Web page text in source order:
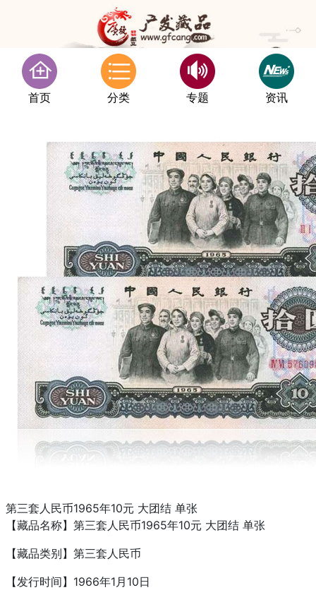
首页 分类 专题 资讯
第三套人民币1965年10元 大团结 单张
【藏品名称】第三套人民币1965年10元 大团结 单张
【藏品类别】第三套人民币
【发行时间】1966年1月10日